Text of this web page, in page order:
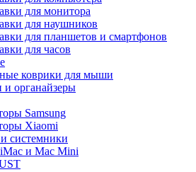
для монитора
для наушников
для планшетов и смартфонов
для часов
коврики для мыши
органайзеры
Samsung
Xiaomi
системники
и Mac Mini